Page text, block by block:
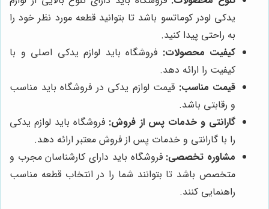
یدکی لودر کوماتسو باشد تا بتوانید قطعه مورد نظر خود را
به راحتی پیدا کنید.
کیفیت محصولات: فروشگاه باید لوازم یدکی اصلی و با
کیفیت را ارائه دهد.
قیمت مناسب: قیمت لوازم یدکی در فروشگاه باید مناسب
و رقابتی باشد.
گارانتی و خدمات پس از فروش: فروشگاه باید لوازم یدکی
را با گارانتی و خدمات پس از فروش معتبر ارائه دهد.
مشاوره تخصصی: فروشگاه باید دارای کارشناسان مجرب و
متخصص باشد تا بتوانند شما را در انتخاب قطعه مناسب
راهنمایی کنند.